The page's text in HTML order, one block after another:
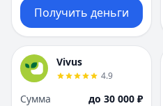
Получить деньги
Vivus
4.9
Сумма
до 30 000 ₽